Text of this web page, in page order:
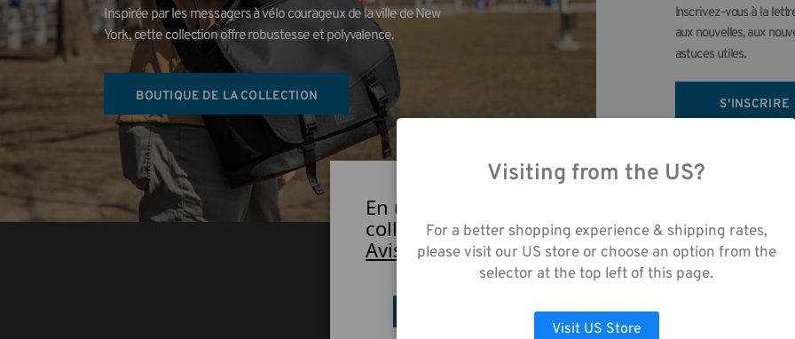
Inspirée par les messagers à vélo courageux de la ville de New
York, cette collection offre robustesse et polyvalence.
BOUTIQUE DE LA COLLECTION
Inscrivez-vous à la
aux nouvelles, aux
astuces utiles.
S'INSCRIRE
En utilisant notre site web, vous acceptez la
collecte de données telle que décrite dans
Avis de Confidentialité.
LAISSEZ MOI CHOISIR ACCEPTER TOUS LES COOKIES
Visiting from the US?
For a better shopping experience & shipping rates,
please visit our US store or choose an option from the
selector at the top left of this page.
Visit US Store